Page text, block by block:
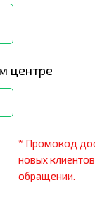
центре
* Промокод
новых
обращении.